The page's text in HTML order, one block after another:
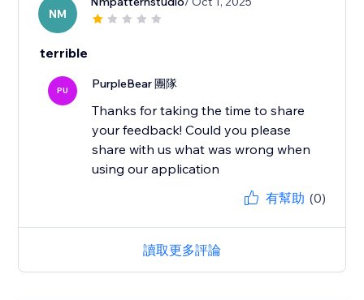
NM
terrible
PU PurpleBear 團隊
Thanks for taking the time to share
your feedback! Could you please
share with us what was wrong when
using our application
有幫助 (0)
讀取更多評論